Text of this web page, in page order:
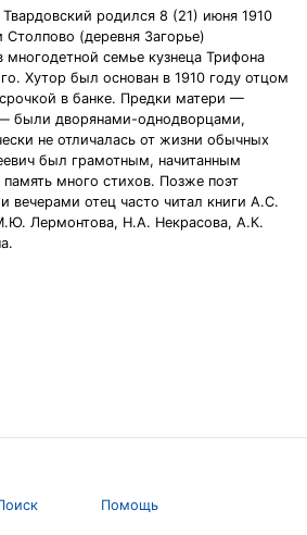
родился 8 (21) июня 1910
Столпово (деревня Загорье)
семье кузнеца Трифона
Хутор был основан в 1910 году отцом
в банке. Предки матери —
были дворянами-однодворцами,
не отличалась от жизни обычных
был грамотным, начитанным
много стихов. Позже поэт
вечерами отец часто читал книги А.С.
Лермонтова, Н.А. Некрасова, А.К.
Помощь